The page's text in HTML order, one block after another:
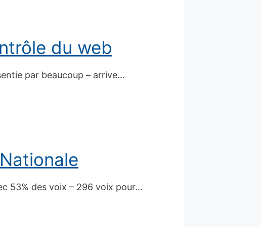
du web
par beaucoup – arrive…
53% des voix – 296 voix pour…